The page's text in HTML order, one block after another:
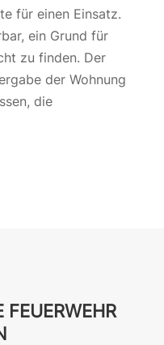
für einen Einsatz.
ein Grund für
zu finden. Der
der Wohnung
die
FEUERWEHR